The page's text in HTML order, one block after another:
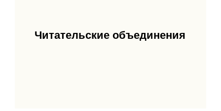
Читательские объединения